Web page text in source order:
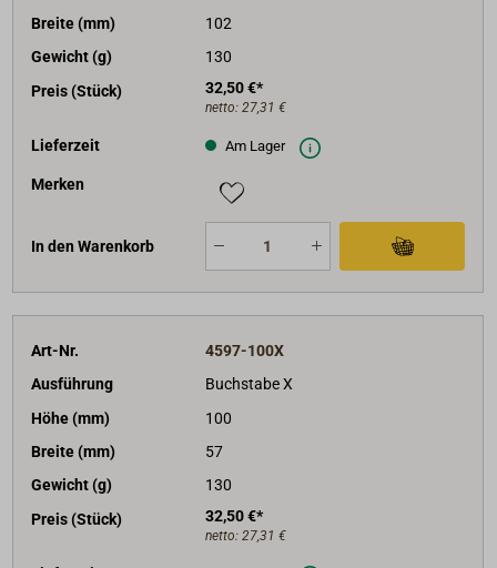
Breite (mm)
102
Gewicht (g)
130
Preis (Stück)
32,50 €*
netto: 27,31 €
Lieferzeit Am Lager
Merken
In den Warenkorb
Art-Nr.
4597-100X
Ausführung
Buchstabe X
Höhe (mm)
100
Breite (mm)
57
Gewicht (g)
130
Preis (Stück)
32,50 €*
netto: 27,31 €